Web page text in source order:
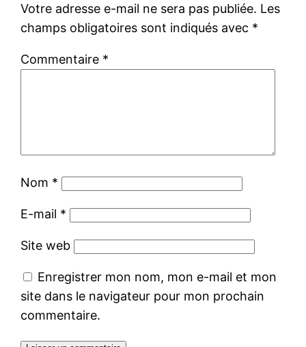
Votre adresse e-mail ne sera pas publiée. Les
champs obligatoires sont indiqués avec *
Commentaire *
Nom *
E-mail *
Site web
Enregistrer mon nom, mon e-mail et mon
site dans le navigateur pour mon prochain
commentaire.